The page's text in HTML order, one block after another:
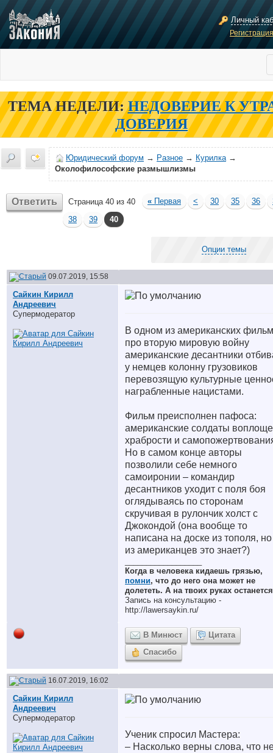
Личный
ТЕМА НЕДЕЛИ: НЕДОВЕРИЕ К
ДОВЕРИЯ
Юридический форум → Разное → Курилка→
Околофилософские размышлизмы
Ответить Страница 40 из 40 « Первая < 30 35 36
38
39 40
Опции темы
09.07.2019, 15:58
Сайкин Кирилл
Андреевич
Супермодератор
В одном из американских
про вторую мировую войну
американские десантники
у немцев колонну грузовиков
перевозящую культурные
награбленные нацистами.
Фильм преисполнен пафоса:
американские солдаты
храбрости и
Но в самом конце авторы
позволили себе немного
самоиронии – командир
десантников уходит с поля боя
оглядываясь по сторонам
скручивая в рулончик холст с
Джокондой (она вообще то
написана на доске из тополя, но
из американцев это знает?)
Когда в человека кидаешь грязью,
помни, что до него она может не
долететь. А на твоих руках
Запись на консультацию -
http://lawersaykin.ru/
В Минюст
Цитата
Спасибо
16.07.2019, 16:02
Сайкин Кирилл
Андреевич
Супермодератор
Ученик спросил Мастера:
– Насколько верны слова, что